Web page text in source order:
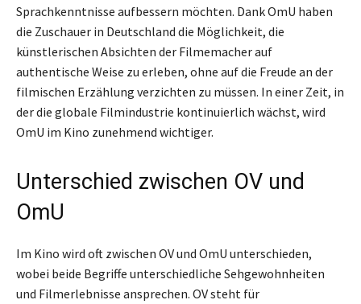
Sprachkenntnisse aufbessern möchten. Dank OmU haben
die Zuschauer in Deutschland die Möglichkeit, die
künstlerischen Absichten der Filmemacher auf
authentische Weise zu erleben, ohne auf die Freude an der
filmischen Erzählung verzichten zu müssen. In einer Zeit, in
der die globale Filmindustrie kontinuierlich wächst, wird
OmU im Kino zunehmend wichtiger.
Unterschied zwischen OV und
OmU
Im Kino wird oft zwischen OV und OmU unterschieden,
wobei beide Begriffe unterschiedliche Sehgewohnheiten
und Filmerlebnisse ansprechen. OV steht für